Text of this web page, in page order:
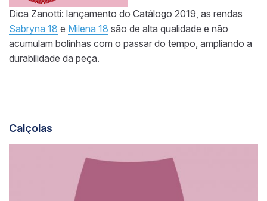
Dica Zanotti: lançamento do Catálogo 2019, as rendas
Sabryna 18 e Milena 18 são de alta qualidade e não
acumulam bolinhas com o passar do tempo, ampliando a
durabilidade da peça.
Calçolas